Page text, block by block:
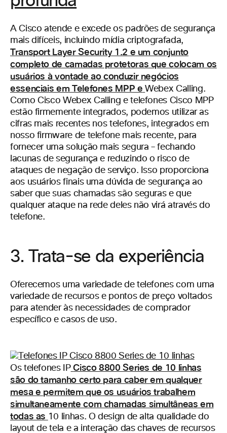
A Cisco atende e excede os padrões de segurança
mais difíceis, incluindo mídia criptografada,
Transport Layer Security 1.2 e um conjunto
completo de camadas protetoras que colocam os
usuários à vontade ao conduzir negócios
essenciais em Telefones MPP e Webex Calling.
Como Cisco Webex Calling e telefones Cisco MPP
estão firmemente integrados, podemos utilizar as
cifras mais recentes nos telefones, integrados em
nosso firmware de telefone mais recente, para
fornecer uma solução mais segura – fechando
lacunas de segurança e reduzindo o risco de
ataques de negação de serviço. Isso proporciona
aos usuários finais uma dúvida de segurança ao
saber que suas chamadas são seguras e que
qualquer ataque na rede deles não virá através do
telefone.
3. Trata-se da experiência
Oferecemos uma variedade de telefones com uma
variedade de recursos e pontos de preço voltados
para atender às necessidades de comprador
específico e casos de uso.
Os telefones IP Cisco 8800 Series de 10 linhas
são do tamanho certo para caber em qualquer
mesa e permitem que os usuários trabalhem
simultaneamente com chamadas simultâneas em
todas as 10 linhas. O design de alta qualidade do
layout de tela e a interação das chaves de recursos